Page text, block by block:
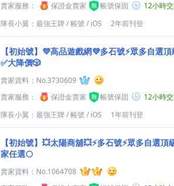
賣家服務：
保證金賣家 帳號保固
12小時
隊長小翼：最強王牌/帳號/ iOS 2年前刊登
【初始號】💜高品遊戲網💜多石號⚡眾多自選
✅大降價🎲
賣家資料： No.3730609
賣家服務：
保證金賣家 帳號保固
12小時
隊長小翼：最強王牌/帳號/ iOS 1年前刊登
【初始號】💥太陽商舖💥⚡多石號⚡眾多自選
家任選🌕
賣家資料： No.1064708